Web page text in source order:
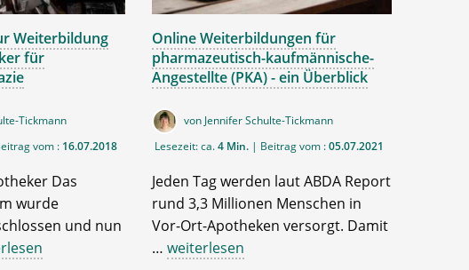
Weiterbildung
für
Tickmann
vom : 16.07.2018
Das
wurde
und nun
Online Weiterbildungen für
pharmazeutisch-kaufmännische-
Angestellte (PKA) - ein Überblick
von Jennifer Schulte-Tickmann
Lesezeit: ca.4 Min. | Beitrag vom :05.07.2021
Jeden Tag werden laut ABDA Report
rund 3,3 Millionen Menschen in
Vor-Ort-Apotheken versorgt. Damit
… weiterlesen